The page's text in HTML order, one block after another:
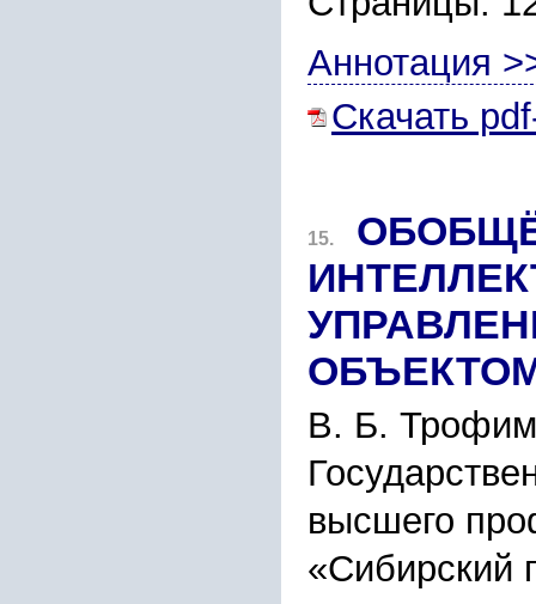
Аннотация
Скачать
15.
В. Б.
высшего
«Сибирский